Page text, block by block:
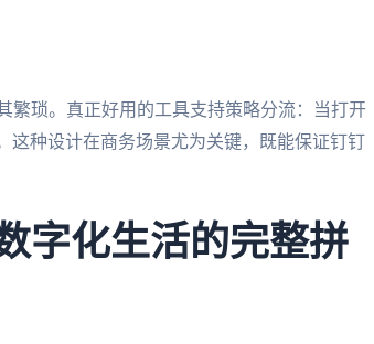
繁琐。真正好用的工具支持策略分流：当打开
这种设计在商务场景尤为关键，既能保证钉钉
字化生活的完整拼